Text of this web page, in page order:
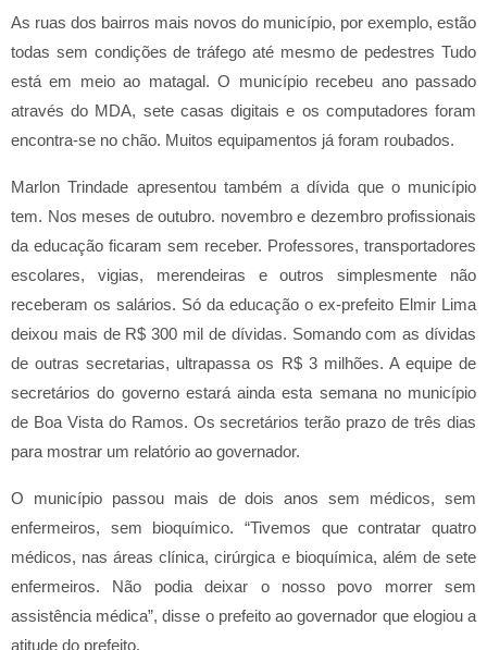
As ruas dos bairros mais novos do município, por exemplo, estão
todas sem condições de tráfego até mesmo de pedestres Tudo
está em meio ao matagal. O município recebeu ano passado
através do MDA, sete casas digitais e os computadores foram
encontra-se no chão. Muitos equipamentos já foram roubados.
Marlon Trindade apresentou também a dívida que o município
tem. Nos meses de outubro. novembro e dezembro profissionais
da educação ficaram sem receber. Professores, transportadores
escolares, vigias, merendeiras e outros simplesmente não
receberam os salários. Só da educação o ex-prefeito Elmir Lima
deixou mais de R$ 300 mil de dívidas. Somando com as dívidas
de outras secretarias, ultrapassa os R$ 3 milhões. A equipe de
secretários do governo estará ainda esta semana no município
de Boa Vista do Ramos. Os secretários terão prazo de três dias
para mostrar um relatório ao governador.
O município passou mais de dois anos sem médicos, sem
enfermeiros, sem bioquímico. “Tivemos que contratar quatro
médicos, nas áreas clínica, cirúrgica e bioquímica, além de sete
enfermeiros. Não podia deixar o nosso povo morrer sem
assistência médica”, disse o prefeito ao governador que elogiou a
atitude do prefeito.